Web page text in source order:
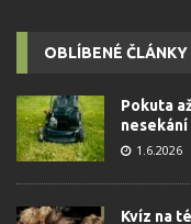
OBLÍBENÉ ČLÁNKY
Pokuta
1.6.2026
Kvíz na